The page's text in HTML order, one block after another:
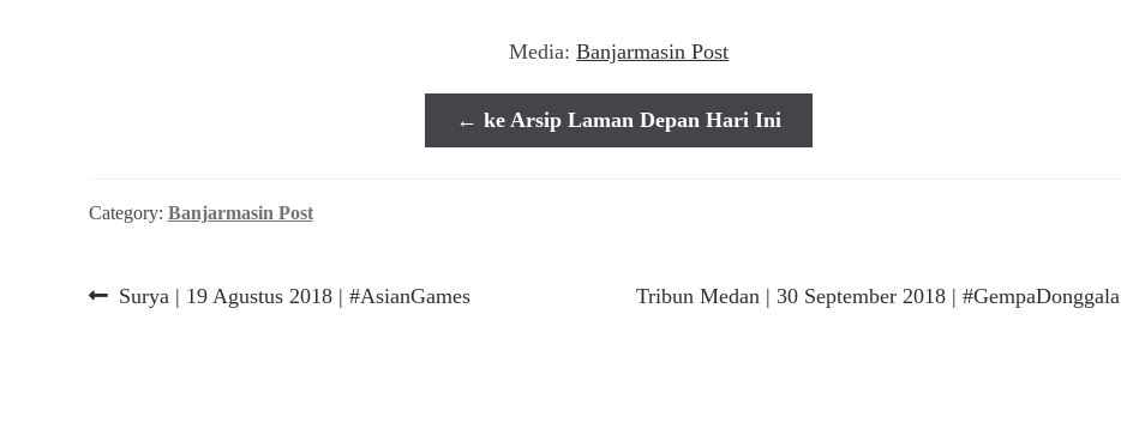
Media:Banjarmasin Post
← ke Arsip Laman Depan Hari Ini
Category: Banjarmasin Post
Navigasi
Previous
Surya | 19 Agustus 2018 | #AsianGames
Next
Tribun Medan | 30 September 2018 | #GempaDonggala